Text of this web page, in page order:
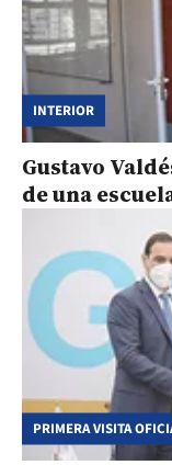
INTERIOR
Gustavo
de una
PRIMERA VISITA